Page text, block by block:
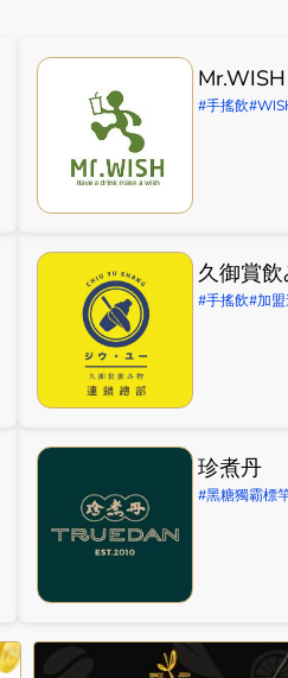
#手搖飲
久御賞
#手搖飲#加
珍煮丹
#黑糖獨霸標